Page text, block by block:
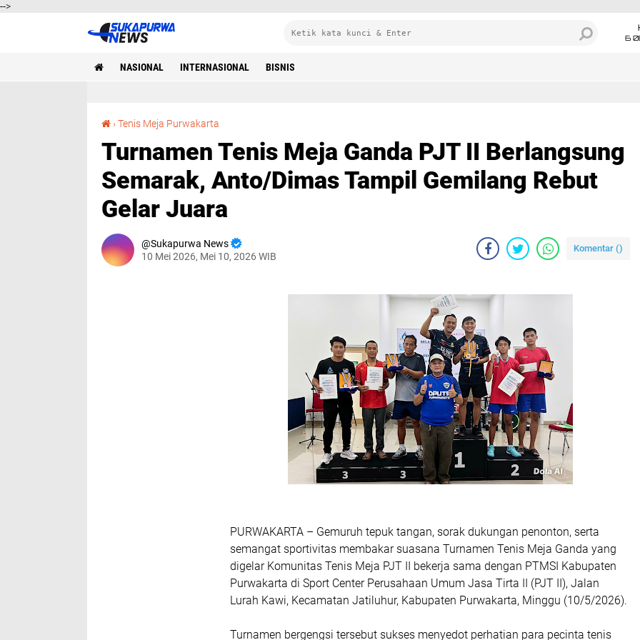
-->
6
NASIONAL INTERNASIONAL BISNIS
›Tenis Meja Purwakarta
Turnamen Tenis Meja Ganda PJT II Berlangsung
Semarak, Anto/Dimas Tampil Gemilang Rebut
Gelar Juara
Sukapurwa News
10 Mei 2026, Mei 10, 2026 WIB
Komentar ()
PURWAKARTA – Gemuruh tepuk tangan, sorak dukungan penonton, serta
semangat sportivitas membakar suasana Turnamen Tenis Meja Ganda yang
digelar Komunitas Tenis Meja PJT II bekerja sama dengan PTMSI Kabupaten
Purwakarta di Sport Center Perusahaan Umum Jasa Tirta II (PJT II), Jalan
Lurah Kawi, Kecamatan Jatiluhur, Kabupaten Purwakarta, Minggu (10/5/2026).
Turnamen bergengsi tersebut sukses menyedot perhatian para pecinta tenis